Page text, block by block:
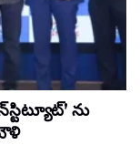
ను